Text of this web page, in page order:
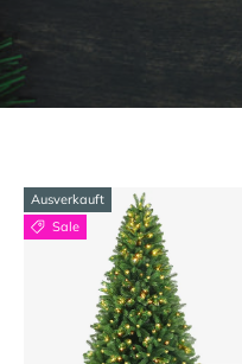
Ausverkauft
Sale